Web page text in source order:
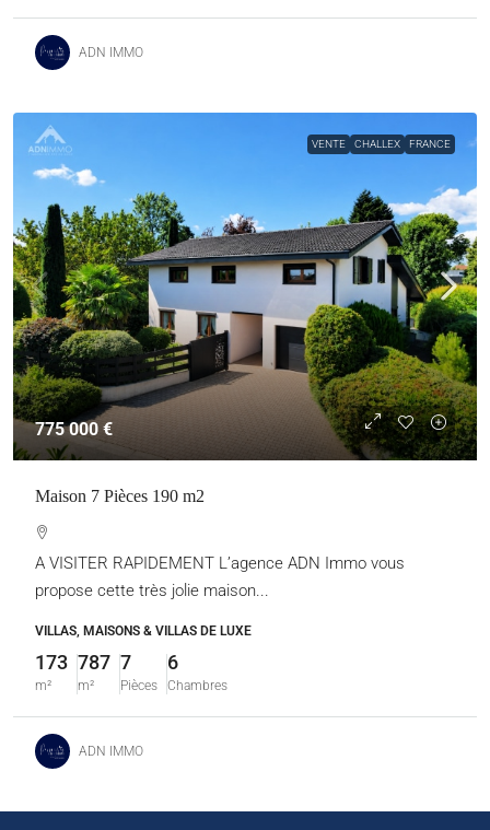
ADN IMMO
VENTE CHALLEX FRANCE
775 000 €
Maison 7 Pièces 190 m2
A VISITER RAPIDEMENT L’agence ADN Immo vous
propose cette très jolie maison...
VILLAS, MAISONS & VILLAS DE LUXE
173
m²
787
m²
7
Pièces
6
Chambres
ADN IMMO